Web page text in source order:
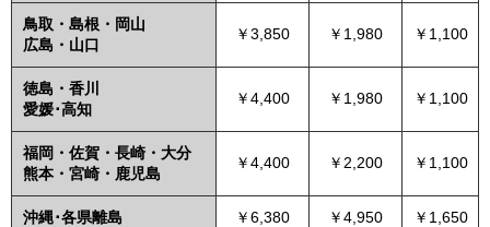
鳥取・島根・岡山
広島・山口
￥3,850 ￥1,980 ￥1,100
徳島・香川
愛媛･高知
￥4,400 ￥1,980 ￥1,100
福岡・佐賀・長崎・大分
熊本・宮崎・鹿児島
￥4,400 ￥2,200 ￥1,100
沖縄･各県離島 ￥6,380 ￥4,950 ￥1,650